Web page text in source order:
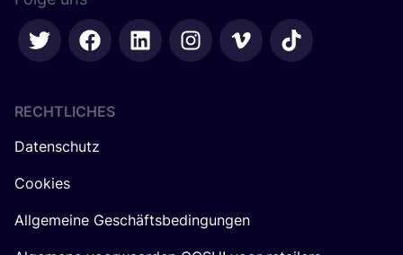
RECHTLICHES
Datenschutz
Cookies
Allgemeine Geschäftsbedingungen